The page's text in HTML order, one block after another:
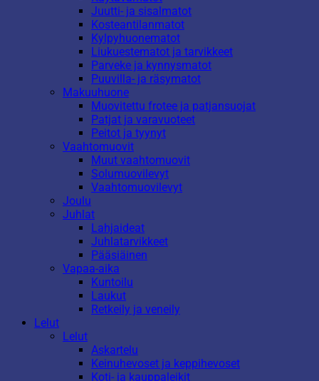
Juutti- ja sisalmatot
Kosteantilanmatot
Kylpyhuonematot
Liukuestematot ja tarvikkeet
Parveke ja kynnysmatot
Puuvilla- ja räsymatot
Makuuhuone
Muovitettu frotee ja patjansuojat
Patjat ja varavuoteet
Peitot ja tyynyt
Vaahtomuovit
Muut vaahtomuovit
Solumuovilevyt
Vaahtomuovilevyt
Joulu
Juhlat
Lahjaideat
Juhlatarvikkeet
Pääsiäinen
Vapaa-aika
Kuntoilu
Laukut
Retkeily ja veneily
Lelut
Lelut
Askartelu
Keinuhevoset ja keppihevoset
Koti- ja kauppaleikit